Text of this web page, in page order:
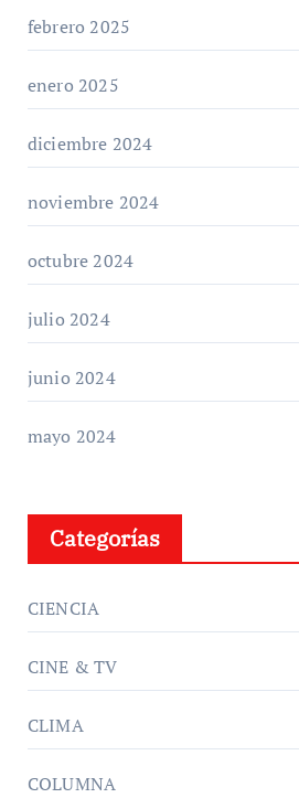
febrero 2025
enero 2025
diciembre 2024
noviembre 2024
octubre 2024
julio 2024
junio 2024
mayo 2024
Categorías
CIENCIA
CINE & TV
CLIMA
COLUMNA